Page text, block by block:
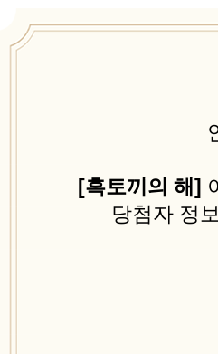
[흑토끼의 해]
당첨자 정